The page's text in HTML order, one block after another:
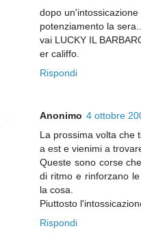
dopo
potenziamento la
vai LUCKY IL
er califfo.
Rispondi
Anonimo 4 ottobre
La prossima volta che
a est e vienimi a
Queste sono corse
di ritmo e rinforzano
la cosa.
Piuttosto
Rispondi